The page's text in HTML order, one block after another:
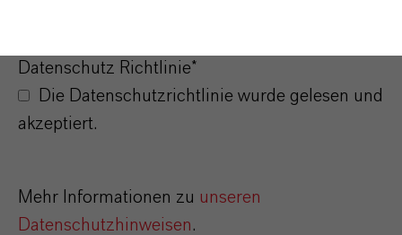
Datenschutz Richtlinie*
Die Datenschutzrichtlinie wurde gelesen und
akzeptiert.
Mehr Informationen zu unseren
Datenschutzhinweisen.